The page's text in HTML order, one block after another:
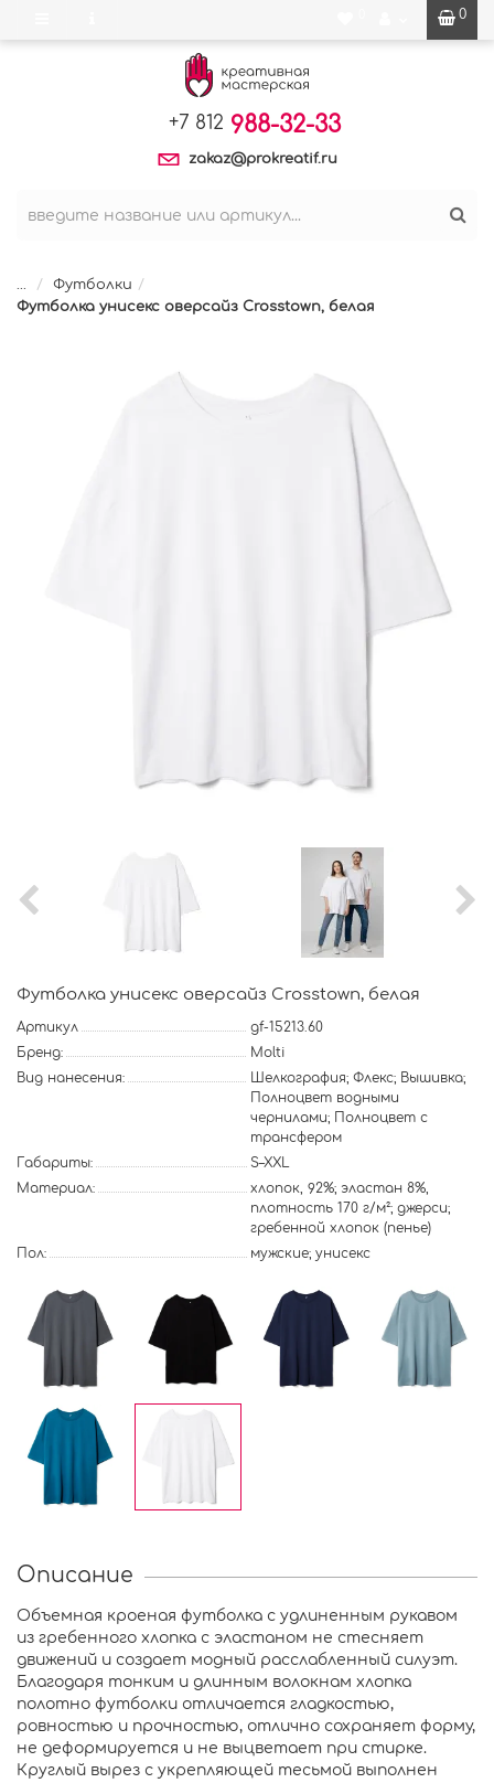
0
+7 812 988-32-33
zakaz@prokreatif.ru
...
Футболки
Футболка унисекс оверсайз Crosstown, белая
Футболка унисекс оверсайз Crosstown, белая
Артикул
gf-15213.60
Бренд:
Molti
Вид нанесения:
Шелкография; Флекс; Вышивка;
Полноцвет водными
чернилами; Полноцвет с
трансфером
Габариты:
S–XXL
Материал:
хлопок, 92%; эластан 8%,
плотность 170 г/м²; джерси;
гребенной хлопок (пенье)
Пол:
мужские; унисекс
Описание
Объемная кроеная футболка с удлиненным рукавом
из гребенного хлопка с эластаном не стесняет
движений и создает модный расслабленный силуэт.
Благодаря тонким и длинным волокнам хлопка
полотно футболки отличается гладкостью,
ровностью и прочностью, отлично сохраняет форму,
не деформируется и не выцветает при стирке.
Круглый вырез с укрепляющей тесьмой выполнен